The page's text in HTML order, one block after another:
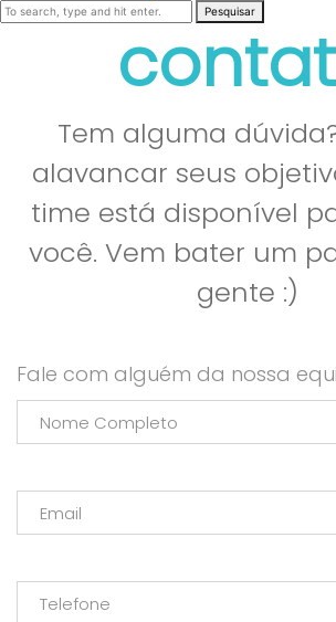
Pesquisar
Tem alguma
alavancar seus
time está disponível
você. Vem bater um
gente :)
Fale com alguém da nossa